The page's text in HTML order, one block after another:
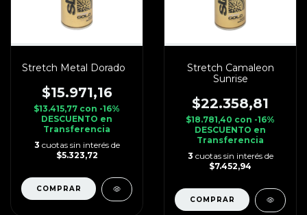
Stretch Metal Dorado
$15.971,16
$13.415,77 con -16%
DESCUENTO en
Transferencia
3 cuotas sin interés de
$5.323,72
Stretch Camaleon
Sunrise
$22.358,81
$18.781,40 con -16%
DESCUENTO en
Transferencia
3 cuotas sin interés de
$7.452,94